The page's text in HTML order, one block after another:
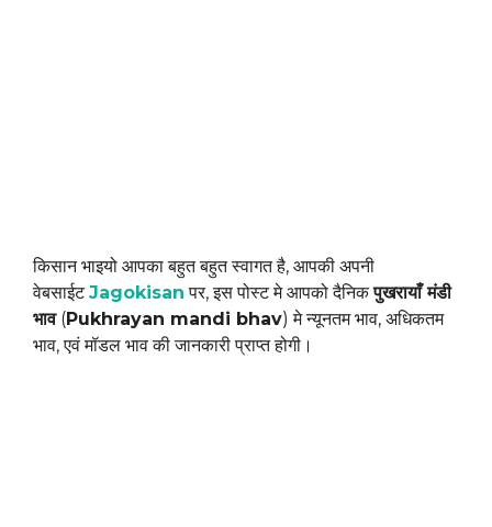
किसान भाइयो आपका बहुत बहुत स्वागत है, आपकी अपनी
वेबसाईटJagokisan पर, इस पोस्ट मे आपको दैनिकपुखरायाँ मंडी
भाव(Pukhrayan mandi bhav) मे न्यूनतम भाव, अधिकतम
भाव, एवं मॉडल भाव की जानकारी प्राप्त होगी।